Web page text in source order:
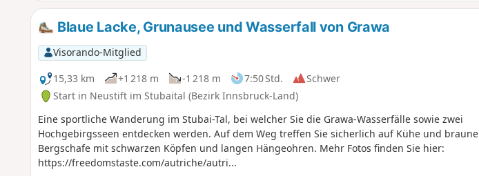
Blaue Lacke, Grunausee und Wasserfall von Grawa
Visorando-Mitglied
15,33 km
+1 218 m -1 218 m 7:50 Std.
Schwer
Start in Neustift im Stubaital (Bezirk Innsbruck-Land)
Eine sportliche Wanderung im Stubai-Tal, bei welcher Sie die Grawa-Wasserfälle sowie zwei
Hochgebirgsseen entdecken werden. Auf dem Weg treffen Sie sicherlich auf Kühe und braune
Bergschafe mit schwarzen Köpfen und langen Hängeohren. Mehr Fotos finden Sie hier:
https://freedomstaste.com/autriche/autri...